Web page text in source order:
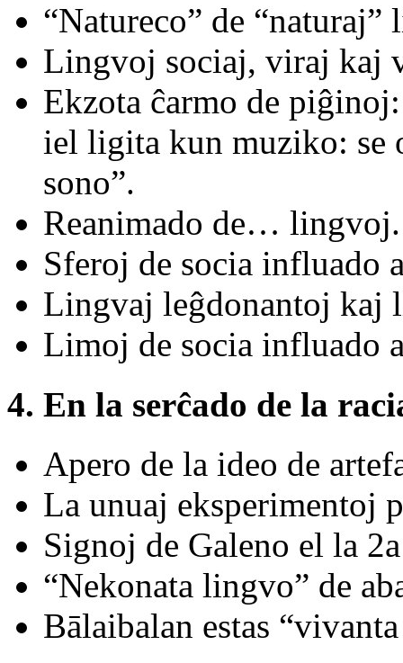
“Natureco” de
Lingvoj sociaj, viraj kaj
Ekzota ĉarmo de
iel ligita kun muziko: se
sono”.
Reanimado de… lingvoj.
Sferoj de socia influado
Lingvaj leĝdonantoj kaj
Limoj de socia influado
4. En la serĉado de la
Apero de la ideo de
La unuaj eksperimentoj
Signoj de Galeno el la
“Nekonata lingvo” de
Bālaibalan estas